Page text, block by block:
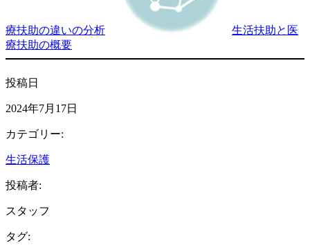
療扶助の違いの分析
生活扶助と医
療扶助の概要
投稿日
2024年7月17日
カテゴリー:
生活保護
投稿者:
スタッフ
タグ: